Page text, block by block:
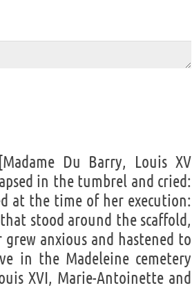
Du Barry, Louis XV
in the tumbrel and cried:
at the time of her execution:
stood around the scaffold,
anxious and hastened to
in the Madeleine cemetery
XVI, Marie-Antoinette and